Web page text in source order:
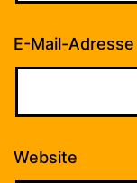
E-Mail-Adresse
Website